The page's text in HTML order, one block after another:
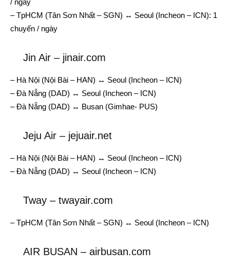
/ ngày
– TpHCM (Tân Sơn Nhất – SGN) ↔ Seoul (Incheon – ICN): 1
chuyến / ngày
Jin Air – jinair.com
– Hà Nội (Nội Bài – HAN) ↔ Seoul (Incheon – ICN)
– Đà Nẵng (DAD) ↔ Seoul (Incheon – ICN)
– Đà Nẵng (DAD) ↔ Busan (Gimhae- PUS)
Jeju Air – jejuair.net
– Hà Nội (Nội Bài – HAN) ↔ Seoul (Incheon – ICN)
– Đà Nẵng (DAD) ↔ Seoul (Incheon – ICN)
Tway – twayair.com
– TpHCM (Tân Sơn Nhất – SGN) ↔ Seoul (Incheon – ICN)
AIR BUSAN – airbusan.com